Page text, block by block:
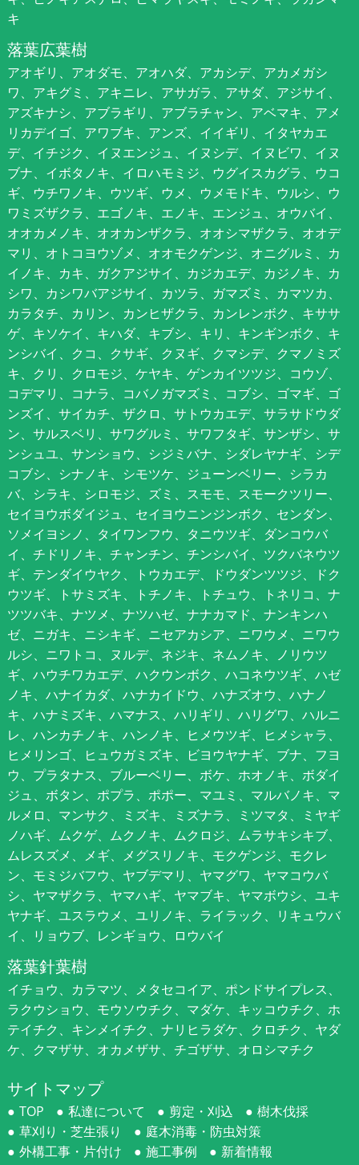
キ
落葉広葉樹
アオギリ、アオダモ、アオハダ、アカシデ、アカメガシ
ワ、アキグミ、アキニレ、アサガラ、アサダ、アジサイ、
アズキナシ、アブラギリ、アブラチャン、アベマキ、アメ
リカデイゴ、アワブキ、アンズ、イイギリ、イタヤカエ
デ、イチジク、イヌエンジュ、イヌシデ、イヌビワ、イヌ
ブナ、イボタノキ、イロハモミジ、ウグイスカグラ、ウコ
ギ、ウチワノキ、ウツギ、ウメ、ウメモドキ、ウルシ、ウ
ワミズザクラ、エゴノキ、エノキ、エンジュ、オウバイ、
オオカメノキ、オオカンザクラ、オオシマザクラ、オオデ
マリ、オトコヨウゾメ、オオモクゲンジ、オニグルミ、カ
イノキ、カキ、ガクアジサイ、カジカエデ、カジノキ、カ
シワ、カシワバアジサイ、カツラ、ガマズミ、カマツカ、
カラタチ、カリン、カンヒザクラ、カンレンボク、キササ
ゲ、キソケイ、キハダ、キブシ、キリ、キンギンボク、キ
ンシバイ、クコ、クサギ、クヌギ、クマシデ、クマノミズ
キ、クリ、クロモジ、ケヤキ、ゲンカイツツジ、コウゾ、
コデマリ、コナラ、コバノガマズミ、コブシ、ゴマギ、ゴ
ンズイ、サイカチ、ザクロ、サトウカエデ、サラサドウダ
ン、サルスベリ、サワグルミ、サワフタギ、サンザシ、サ
ンシュユ、サンショウ、シジミバナ、シダレヤナギ、シデ
コブシ、シナノキ、シモツケ、ジューンベリー、シラカ
バ、シラキ、シロモジ、ズミ、スモモ、スモークツリー、
セイヨウボダイジュ、セイヨウニンジンボク、センダン、
ソメイヨシノ、タイワンフウ、タニウツギ、ダンコウバ
イ、チドリノキ、チャンチン、チンシバイ、ツクバネウツ
ギ、テンダイウヤク、トウカエデ、ドウダンツツジ、ドク
ウツギ、トサミズキ、トチノキ、トチュウ、トネリコ、ナ
ツツバキ、ナツメ、ナツハゼ、ナナカマド、ナンキンハ
ゼ、ニガキ、ニシキギ、ニセアカシア、ニワウメ、ニワウ
ルシ、ニワトコ、ヌルデ、ネジキ、ネムノキ、ノリウツ
ギ、ハウチワカエデ、ハクウンボク、ハコネウツギ、ハゼ
ノキ、ハナイカダ、ハナカイドウ、ハナズオウ、ハナノ
キ、ハナミズキ、ハマナス、ハリギリ、ハリグワ、ハルニ
レ、ハンカチノキ、ハンノキ、ヒメウツギ、ヒメシャラ、
ヒメリンゴ、ヒュウガミズキ、ビヨウヤナギ、ブナ、フヨ
ウ、プラタナス、ブルーベリー、ボケ、ホオノキ、ボダイ
ジュ、ボタン、ポプラ、ポポー、マユミ、マルバノキ、マ
ルメロ、マンサク、ミズキ、ミズナラ、ミツマタ、ミヤギ
ノハギ、ムクゲ、ムクノキ、ムクロジ、ムラサキシキブ、
ムレスズメ、メギ、メグスリノキ、モクゲンジ、モクレ
ン、モミジバフウ、ヤブデマリ、ヤマグワ、ヤマコウバ
シ、ヤマザクラ、ヤマハギ、ヤマブキ、ヤマボウシ、ユキ
ヤナギ、ユスラウメ、ユリノキ、ライラック、リキュウバ
イ、リョウブ、レンギョウ、ロウバイ
落葉針葉樹
イチョウ、カラマツ、メタセコイア、ポンドサイプレス、
ラクウショウ、モウソウチク、マダケ、キッコウチク、ホ
テイチク、キンメイチク、ナリヒラダケ、クロチク、ヤダ
ケ、クマザサ、オカメザサ、チゴザサ、オロシマチク
サイトマップ
TOP 私達について 剪定・刈込
樹木伐採
草刈り・芝生張り
庭木消毒・防虫対策
外構工事・片付け
施工事例
新着情報